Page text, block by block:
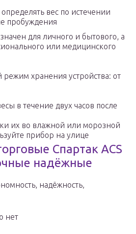
вес по истечении
пробуждения
для личного и бытового, а
или медицинского
хранения устройства: от
в течение двух часов после
их во влажной или морозной
прибор на улице
Спартак ACS
надёжные
надёжность,
нет